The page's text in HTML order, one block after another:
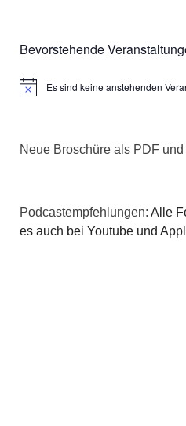
Bevorstehende
HinweisEs sind keine anstehenden
Neue Broschüre als PDF
Podcastempfehlungen: Alle
es auch bei Youtube und